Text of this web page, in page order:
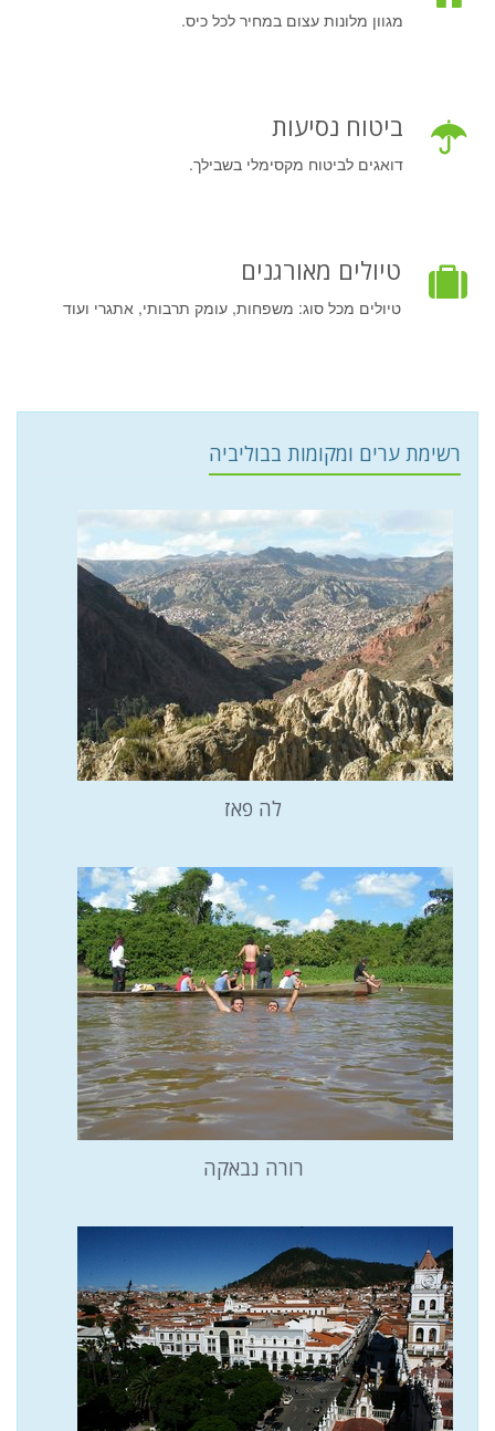
מגוון מלונות עצום במחיר לכל כיס.
ביטוח נסיעות
דואגים לביטוח מקסימלי בשבילך.
טיולים מאורגנים
טיולים מכל סוג: משפחות, עומק תרבותי, אתגרי ועוד
רשימת ערים ומקומות בבוליביה
לה פאז
רורה נבאקה